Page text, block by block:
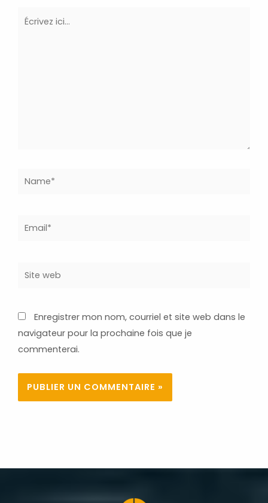
Écrivez
Name*
Email*
Site
Enregistrer mon nom, courriel et site web dans le
navigateur pour la prochaine fois que je
commenterai.